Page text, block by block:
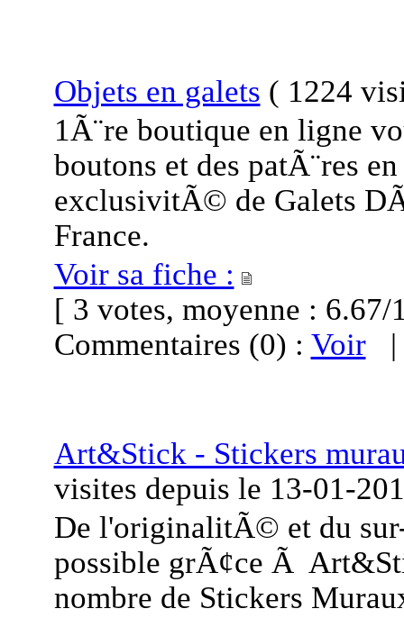
Objets en galets ( 1224
1Ã¨re boutique en ligne
boutons et des patÃ¨res
exclusivitÃ© de Galets
France.
Voir sa fiche :
[ 3 votes, moyenne :
Commentaires (0) : Voir
Art&Stick - Stickers
visites depuis le 13-01-
De l'originalitÃ© et du
possible grÃ¢ce Ã
nombre de Stickers